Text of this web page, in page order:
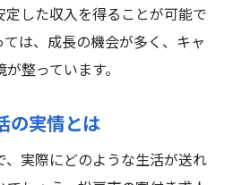
定した収入を得ることが可能で
は、成長の機会が多く、キャ
整っています。
の実情とは
実際にどのような生活が送れ